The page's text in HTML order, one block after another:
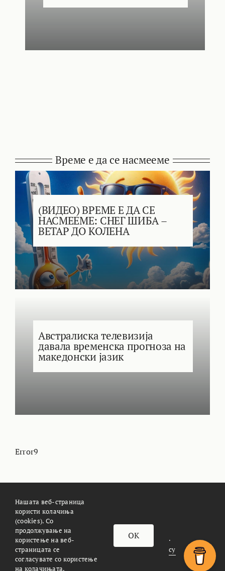
Време е да се насмееме
(ВИДЕО) ВРЕМЕ Е ДА СЕ
НАСМЕЕМЕ: СНЕГ ШИБА –
ВЕТАР ДО КОЛЕНА
Австралиска телевизија
давала временска прогноза на
македонски јазик
Error9
© METEOALARM. All Rights Reserved.
Made with
Æther Marketing Agency
За Meteoalarm.mk Импресум
Нашата веб-страница
користи колачиња
(cookies). Со
продолжување на
користење на веб-
страницата се
согласувате со користење
на колачињата.
OK